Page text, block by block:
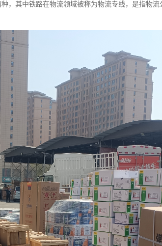
，其中铁路在物流领域被称为物流专线，是指物流